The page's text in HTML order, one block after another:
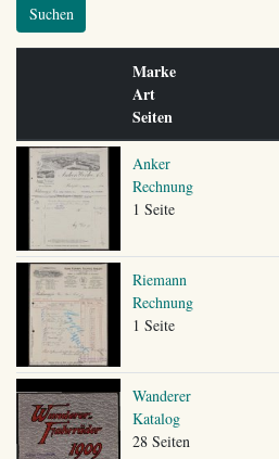
Suchen
Marke
Art
Seiten
Anker
Rechnung
1 Seite
Riemann
Rechnung
1 Seite
Wanderer
Katalog
28 Seiten